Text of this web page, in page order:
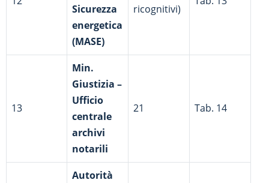
Sicurezza
energetica
(MASE)
ricognitivi)
13
Min.
Giustizia –
Ufficio
centrale
archivi
notarili
21 Tab. 14
Autorità